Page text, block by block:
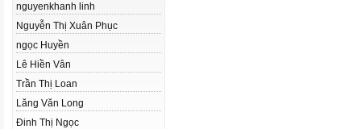
nguyenkhanh linh
Nguyễn Thị Xuân Phục
ngọc Huyền
Lê Hiền Vân
Trần Thị Loan
Lăng Văn Long
Đinh Thị Ngọc